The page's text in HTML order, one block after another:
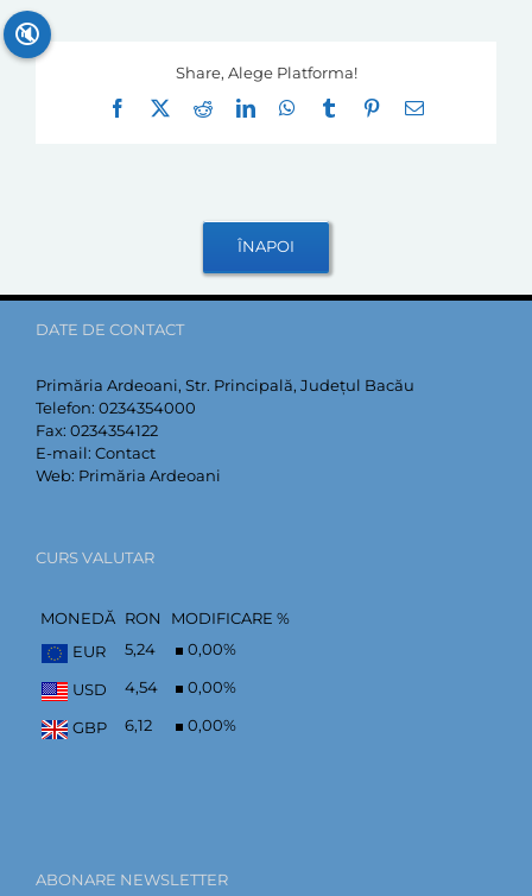
Share, Alege Platforma!
Facebook
RedditLinkedInWhatsApp
Tumblr Pinterest
E-
DATE DE CONTACT
Primăria Ardeoani, Str. Principală, Județul Bacău
Telefon: 0234354000
Fax: 0234354122
E-mail: Contact
Web: Primăria Ardeoani
CURS VALUTAR
MONEDĂ RON
MODIFICARE %
EUR
5,24 0,00%
USD 4,54 0,00%
GBP 6,12 0,00%
ABONARE NEWSLETTER
🔇